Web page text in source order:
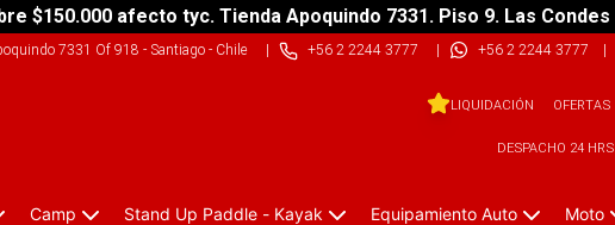
$150.000 afecto tyc. Tienda Apoquindo 7331. Piso 9. Las Condes
7331 Of 918 - Santiago - Chile| +56 2 2244 3777 | +56 2 2244 3777 |
LIQUIDACIÓN OFERTAS
DESPACHO 24 HRS
Camp Stand Up Paddle - Kayak Equipamiento Auto Moto